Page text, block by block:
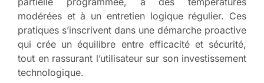
modérées et à un entretien logique régulier. Ces
pratiques s’inscrivent dans une démarche proactive
qui crée un équilibre entre efficacité et sécurité,
tout en rassurant l’utilisateur sur son investissement
technologique.